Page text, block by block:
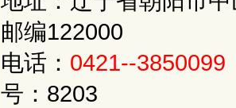
邮编122000
电话： 0421--3850099
号：8203